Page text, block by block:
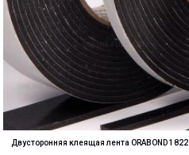
Двусторонняя клеящая лента ORABOND 1822